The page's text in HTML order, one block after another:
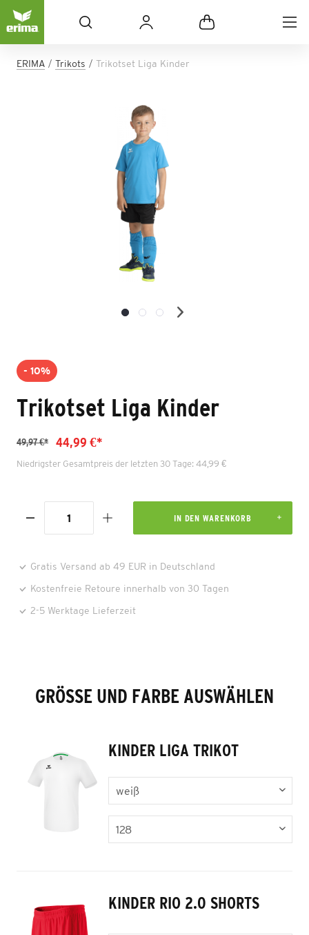
ERIMA Trikots Trikotset Liga Kinder
- 10%
Trikotset Liga Kinder
49,97 €* 44,99 €*
Niedrigster Gesamtpreis der letzten 30 Tage: 44,99 €
IN DEN WARENKORB
Gratis Versand ab 49 EUR in Deutschland
Kostenfreie Retoure innerhalb von 30 Tagen
2-5 Werktage Lieferzeit
GRÖSSE UND FARBE AUSWÄHLEN
KINDER LIGA TRIKOT
KINDER RIO 2.0 SHORTS